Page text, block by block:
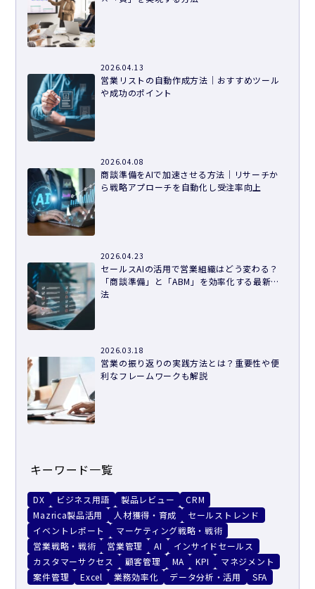
2026.04.13
営業リストの自動作成方法｜おすすめツール
や成功のポイント
2026.04.08
商談準備をAIで加速させる方法｜リサーチか
ら戦略アプローチを自動化し受注率向上
2026.04.23
セールスAIの活用で営業組織はどう変わる？
「商談準備」と「ABM」を効率化する最新手
法
2026.03.18
営業の振り返りの実践方法とは？重要性や便
利なフレームワークも解説
キーワード一覧
DX ビジネス用語 製品レビュー
CRM
Mazrica製品活用
人材獲得・育成
セールストレンド
イベントレポート
マーケティング戦略・戦術
営業戦略・戦術
営業管理 AI
インサイドセールス
カスタマーサクセス
顧客管理 MA KPI
マネジメント
案件管理
Excel 業務効率化 データ分析・活用 SFA